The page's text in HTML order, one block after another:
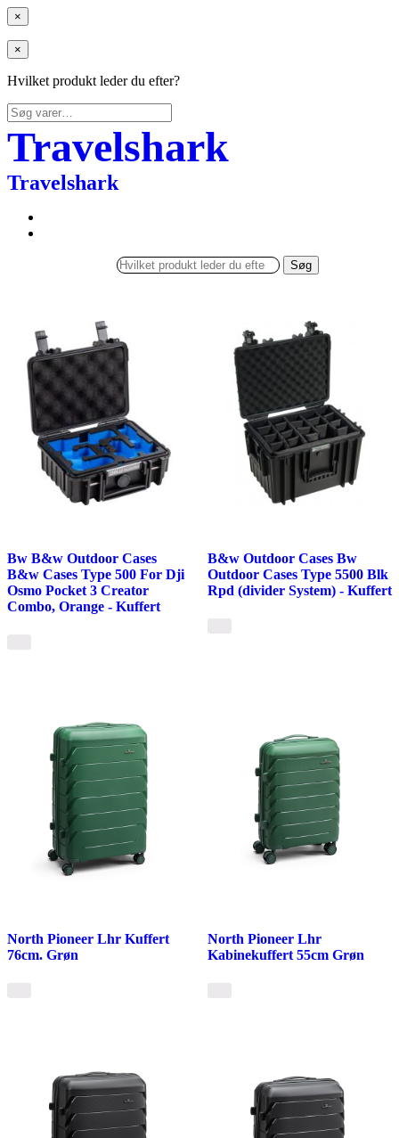
×
×
Hvilket produkt leder du efter?
Søg
efter:
Travelshark
Travelshark
Søg
Bw B&w Outdoor Cases
B&w Cases Type 500 For Dji
Osmo Pocket 3 Creator
Combo, Orange - Kuffert
B&w Outdoor Cases Bw
Outdoor Cases Type 5500 Blk
Rpd (divider System) - Kuffert
North Pioneer Lhr Kuffert
76cm. Grøn
North Pioneer Lhr
Kabinekuffert 55cm Grøn